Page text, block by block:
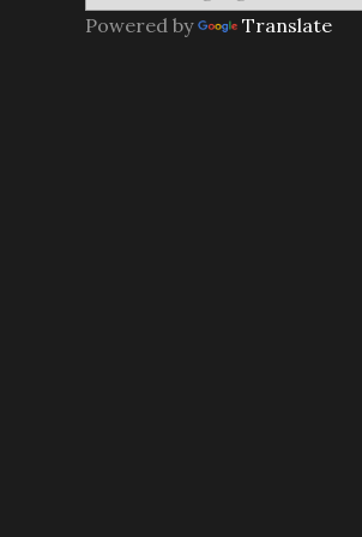
Powered by Translate